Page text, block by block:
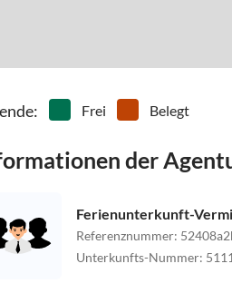
: Frei Belegt
der
Ferienunterkunft-
Referenznummer:
Unterkunfts-Nummer: